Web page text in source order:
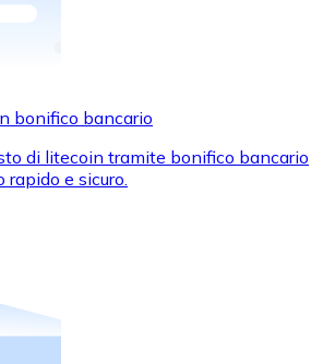
e Mastercard per acquistare
dei tuoi marchi preferiti con
bonifico bancario
di litecoin tramite bonifico bancario
e sicuro.